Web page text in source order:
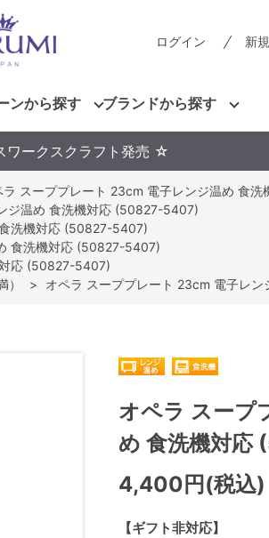
ログイン 新
ンから探す ブランドから探す
ワークスクラフト発売 ☆
ラ スーププレート 23cm 電子レンジ温め 食
ジ温め 食洗機対応 (50827-5407)
洗機対応 (50827-5407)
食洗機対応 (50827-5407)
応 (50827-5407)
> オペラ スーププレート 23cm 電子レ
【ギフト非対応】
オペラ スープ
め 食洗機対
4,400円(税込)